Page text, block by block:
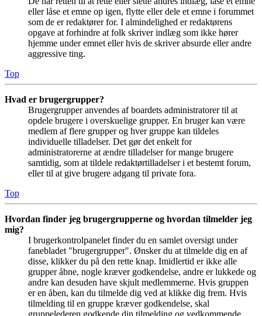
eller låse et emne op igen, flytte eller dele et emne i forummet
som de er redaktører for. I almindelighed er redaktørens
opgave at forhindre at folk skriver indlæg som ikke hører
hjemme under emnet eller hvis de skriver absurde eller andre
aggressive ting.
Top
Hvad er brugergrupper?
Brugergrupper anvendes af boardets administratorer til at
opdele brugere i overskuelige grupper. En bruger kan være
medlem af flere grupper og hver gruppe kan tildeles
individuelle tilladelser. Det gør det enkelt for
administratorerne at ændre tilladelser for mange brugere
samtidig, som at tildele redaktørtilladelser i et bestemt forum,
eller til at give brugere adgang til private fora.
Top
Hvordan finder jeg brugergrupperne og hvordan tilmelder jeg
mig?
I brugerkontrolpanelet finder du en samlet oversigt under
fanebladet "brugergrupper". Ønsker du at tilmelde dig en af
disse, klikker du på den rette knap. Imidlertid er ikke alle
grupper åbne, nogle kræver godkendelse, andre er lukkede og
andre kan desuden have skjult medlemmerne. Hvis gruppen
er en åben, kan du tilmelde dig ved at klikke dig frem. Hvis
tilmelding til en gruppe kræver godkendelse, skal